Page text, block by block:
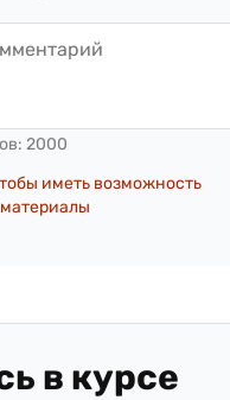
2000
иметь возможность
в курсе